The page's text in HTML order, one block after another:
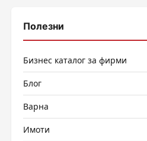
Полезни
Бизнес каталог за фирми
Блог
Варна
Имоти